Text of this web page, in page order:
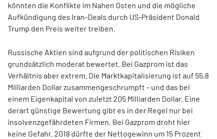
könnten die Konflikte im Nahen Osten und die mögliche
Aufkündigung des Iran-Deals durch US-Präsident Donald
Trump den Preis weiter treiben.
Russische Aktien sind aufgrund der politischen Risiken
grundsätzlich moderat bewertet. Bei Gazprom ist das
Verhältnis aber extrem. Die Marktkapitalisierung ist auf 55,8
Milliarden Dollar zusammengeschrumpft – und das bei
einem Eigenkapital von zuletzt 205 Milliarden Dollar. Eine
derart günstige Bewertung gibt es in der Regel nur bei
insolvenzgefährdeten Firmen. Bei Gazprom droht hier
keine Gefahr. 2018 dürfte der Nettogewinn um 15 Prozent